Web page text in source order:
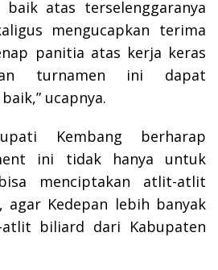
baik atas terselenggaranya
mengucapkan terima
panitia atas kerja keras
turnamen ini dapat
ucapnya.
Kembang berharap
ini tidak hanya untuk
menciptakan atlit-atlit
agar Kedepan lebih banyak
biliard dari Kabupaten